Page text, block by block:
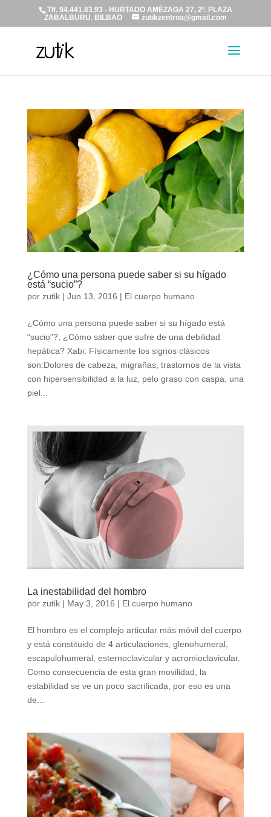
Tlf. 94.441.83.93 - HURTADO AMÉZAGA 27, 2º. PLAZA
ZABALBURU. BILBAO
zutikzentroa@gmail.com
¿Cómo una persona puede saber si su hígado
está “sucio”?
por zutik| Jun 13, 2016 | El cuerpo humano
¿Cómo una persona puede saber si su hígado está
“sucio”?, ¿Cómo saber que sufre de una debilidad
hepática? Xabi: Físicamente los signos clásicos
son:Dolores de cabeza, migrañas, trastornos de la vista
con hipersensibilidad a la luz, pelo graso con caspa, una
piel...
La inestabilidad del hombro
por zutik| May 3, 2016 | El cuerpo humano
El hombro es el complejo articular más móvil del cuerpo
y está constituido de 4 articulaciones, glenohumeral,
escapulohumeral, esternoclavicular y acromioclavicular.
Como consecuencia de esta gran movilidad, la
estabilidad se ve un poco sacrificada, por eso es una
de...